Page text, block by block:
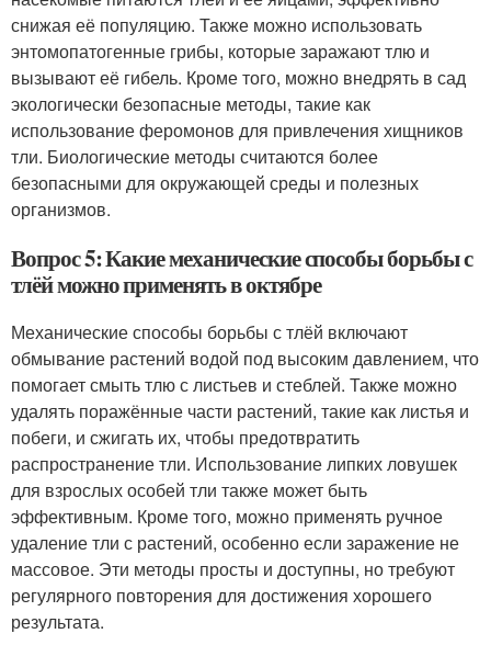
снижая её популяцию. Также можно использовать
энтомопатогенные грибы, которые заражают тлю и
вызывают её гибель. Кроме того, можно внедрять в сад
экологически безопасные методы, такие как
использование феромонов для привлечения хищников
тли. Биологические методы считаются более
безопасными для окружающей среды и полезных
организмов.
Вопрос 5: Какие механические способы борьбы с
тлёй можно применять в октябре
Механические способы борьбы с тлёй включают
обмывание растений водой под высоким давлением, что
помогает смыть тлю с листьев и стеблей. Также можно
удалять поражённые части растений, такие как листья и
побеги, и сжигать их, чтобы предотвратить
распространение тли. Использование липких ловушек
для взрослых особей тли также может быть
эффективным. Кроме того, можно применять ручное
удаление тли с растений, особенно если заражение не
массовое. Эти методы просты и доступны, но требуют
регулярного повторения для достижения хорошего
результата.